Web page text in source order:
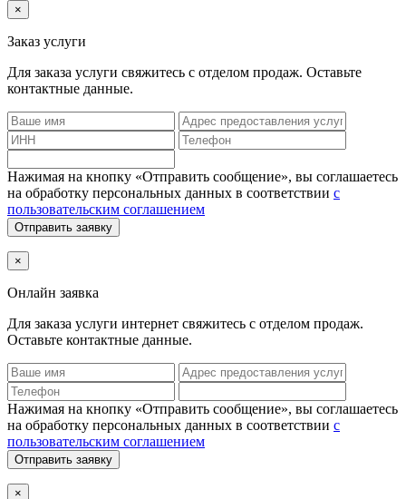
×
Заказ услуги
Для заказа услуги свяжитесь с отделом продаж. Оставьте
контактные данные.
Нажимая на кнопку «Отправить сообщение», вы соглашаетесь
на обработку персональных данных в соответствии с
пользовательским соглашением
Отправить заявку
×
Онлайн заявка
Для заказа услуги интернет свяжитесь с отделом продаж.
Оставьте контактные данные.
Нажимая на кнопку «Отправить сообщение», вы соглашаетесь
на обработку персональных данных в соответствии с
пользовательским соглашением
Отправить заявку
×